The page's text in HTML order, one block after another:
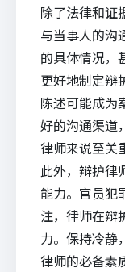
除了法律和证
与当事人的沟
的具体情况，
更好地制定辩
陈述可能成为
好的沟通渠道
律师来说至关
此外，辩护律
能力。官员犯
注，律师在辩
力。保持冷静
律师的必备素